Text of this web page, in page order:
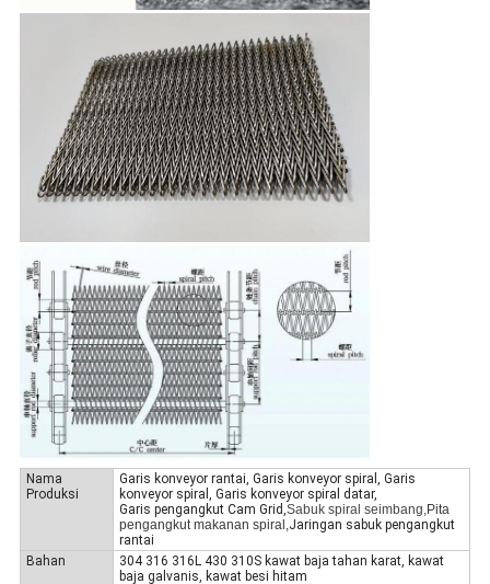
Nama
Produksi
Garis konveyor rantai, Garis konveyor spiral, Garis
konveyor spiral, Garis konveyor spiral datar,
Garis pengangkut Cam Grid,Sabuk spiral seimbang,Pita
pengangkut makanan spiral,Jaringan sabuk pengangkut
rantai
Bahan
304 316 316L 430 310S kawat baja tahan karat, kawat
baja galvanis, kawat besi hitam